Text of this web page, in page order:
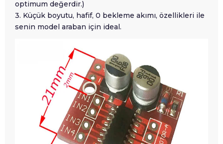
optimum değerdir.)
3. Küçük boyutu, hafif, 0 bekleme akımı, özellikleri ile
senin model araban için ideal.